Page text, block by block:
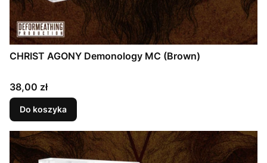
CHRIST AGONY Demonology MC (Brown)
Cena
38,00 zł
Do koszyka